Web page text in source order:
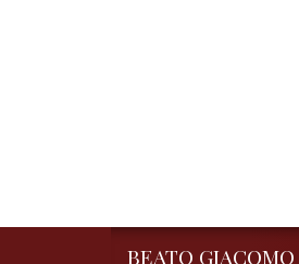
BEATO